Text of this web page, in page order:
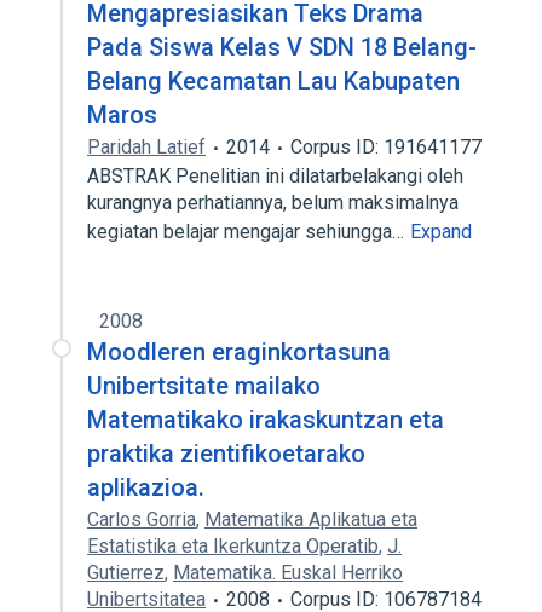
Mengapresiasikan Teks Drama
Pada Siswa Kelas V SDN 18 Belang-
Belang Kecamatan Lau Kabupaten
Maros
Paridah Latief 2014
Corpus ID: 191641177
ABSTRAK Penelitian ini dilatarbelakangi oleh
kurangnya perhatiannya, belum maksimalnya
kegiatan belajar mengajar sehiungga… Expand
2008
Moodleren eraginkortasuna
Unibertsitate mailako
Matematikako irakaskuntzan eta
praktika zientifikoetarako
aplikazioa.
Carlos Gorria, Matematika Aplikatua eta
Estatistika eta Ikerkuntza Operatib, J.
Gutierrez, Matematika. Euskal Herriko
Unibertsitatea
2008
Corpus ID: 106787184